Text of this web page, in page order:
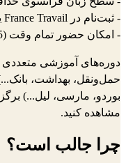
- ثبت‌نام در France Travail یا در حال ثبت‌نام بودن
- امکان حضور تمام وقت (5 روز در هفته) به مدت 5 ماه
دوره‌های آموزشی
حمل‌ونقل، بهداشت،
بوردو، مارسی، لیل...)
مشاهده کنید.
چرا جالب است؟